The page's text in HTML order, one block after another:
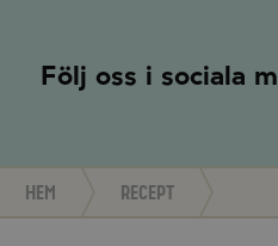
Följ oss i sociala
Hem Recept